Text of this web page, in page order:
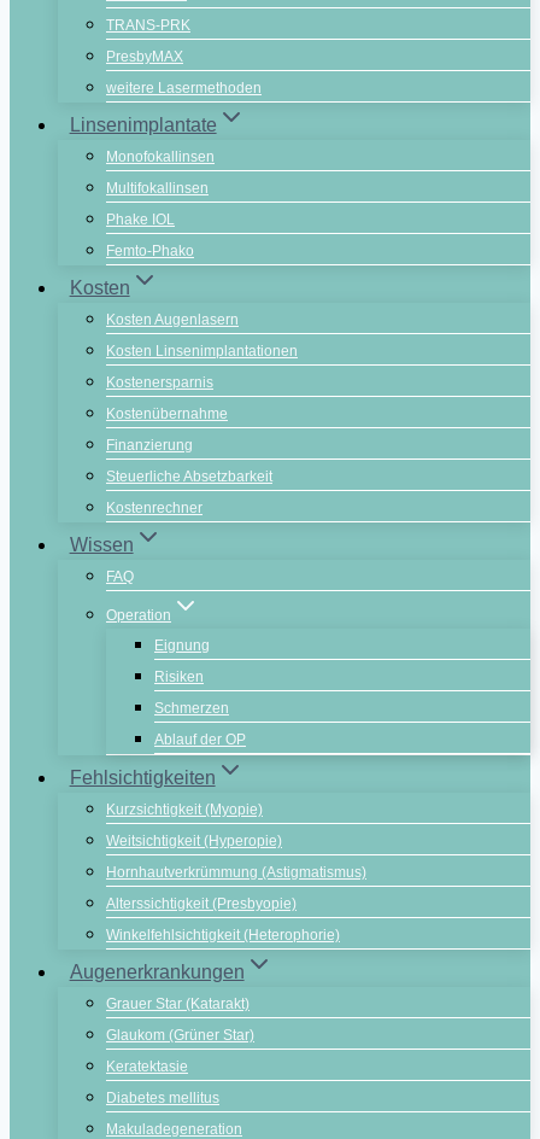
TRANS-PRK
PresbyMAX
weitere Lasermethoden
Linsenimplantate
Monofokallinsen
Multifokallinsen
Phake IOL
Femto-Phako
Kosten
Kosten Augenlasern
Kosten Linsenimplantationen
Kostenersparnis
Kostenübernahme
Finanzierung
Steuerliche Absetzbarkeit
Kostenrechner
Wissen
FAQ
Operation
Eignung
Risiken
Schmerzen
Ablauf der OP
Fehlsichtigkeiten
Kurzsichtigkeit (Myopie)
Weitsichtigkeit (Hyperopie)
Hornhautverkrümmung (Astigmatismus)
Alterssichtigkeit (Presbyopie)
Winkelfehlsichtigkeit (Heterophorie)
Augenerkrankungen
Grauer Star (Katarakt)
Glaukom (Grüner Star)
Keratektasie
Diabetes mellitus
Makuladegeneration